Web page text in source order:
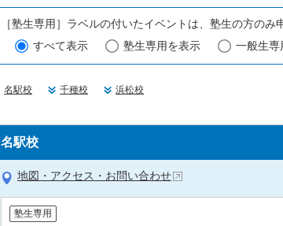
［塾生専用］ラベルの付いたイベントは、塾生の方の
すべて表示
塾生専用を表示 一般生専
名駅校 千種校 浜松校
名駅校
地図・アクセス・お問い合わせ
塾生専用